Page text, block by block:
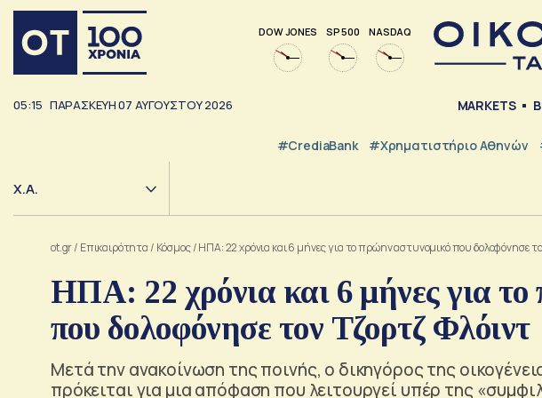
DOW JONES SP 500 NASDAQ
05:15 ΠΑΡΑΣΚΕΥΗ07 ΑΥΓΟΥΣΤΟΥ2026 MARKETS
#CrediaBank #Χρηματιστήριο Αθηνών
Χ.Α.
ot.gr/ Επικαιρότητα / Κόσμος/ΗΠΑ: 22 χρόνια και 6 μήνες για το πρώην αστυνομικό που δολοφόνησε
ΗΠΑ: 22 χρόνια και 6 μήνες για το
που δολοφόνησε τον Τζορτζ Φλόιντ
Μετά την ανακοίνωση της ποινής, ο δικηγόρος της
πρόκειται για μια απόφαση που λειτουργεί υπέρ της